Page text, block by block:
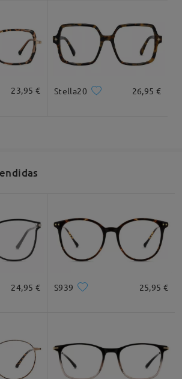
Longitud de Patillas
de Rostro
* Solo Para Referencia
23,95 € Stella20 26,95 €
24,95 € S939 25,95 €